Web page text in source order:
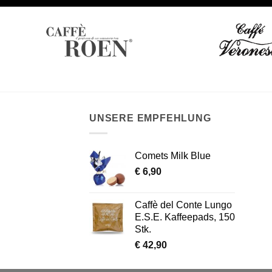
UNSERE EMPFEHLUNG
Comets Milk Blue
€ 6,90
Caffè del Conte Lungo
E.S.E. Kaffeepads, 150
Stk.
€ 42,90